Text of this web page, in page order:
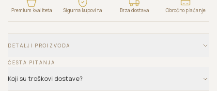
Premium kvaliteta Sigurna kupovina Brza dostava Obročno plaćanje
DETALJI PROIZVODA
ČESTA PITANJA
Koji su troškovi dostave?